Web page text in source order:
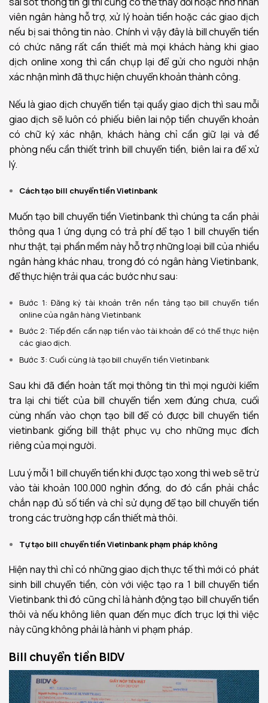
viên ngân hàng hỗ trợ, xử lý hoàn tiền hoặc các giao dịch
nếu bị sai thông tin nào. Chính vì vậy đây là bill chuyển tiền
có chức năng rất cần thiết mà mọi khách hàng khi giao
dịch online xong thì cần chụp lại để gửi cho người nhận
xác nhận mình đã thực hiện chuyển khoản thành công.
Nếu là giao dịch chuyển tiền tại quầy giao dịch thì sau mỗi
giao dịch sẽ luôn có phiếu biên lai nộp tiền chuyển khoản
có chữ ký xác nhận, khách hàng chỉ cần giữ lại và đề
phòng nếu cần thiết trình bill chuyển tiền, biên lai ra để xử
lý.
Cách tạo bill chuyển tiền Vietinbank
Muốn tạo bill chuyển tiền Vietinbank thì chúng ta cần phải
thông qua 1 ứng dụng có trả phí để tạo 1 bill chuyển tiền
như thật, tại phần mềm này hỗ trợ những loại bill của nhiều
ngân hàng khác nhau, trong đó có ngân hàng Vietinbank,
để thực hiện trải qua các bước như sau:
Bước 1: Đăng ký tài khoản trên nền tảng tạo bill chuyển tiền
online của ngân hàng Vietinbank
Bước 2: Tiếp đến cần nạp tiền vào tài khoản để có thể thực hiện
các giao dịch.
Bước 3: Cuối cùng là tạo bill chuyển tiền Vietinbank
Sau khi đã điền hoàn tất mọi thông tin thì mọi người kiểm
tra lại chi tiết của bill chuyển tiền xem đúng chưa, cuối
cùng nhấn vào chọn tạo bill để có được bill chuyển tiền
vietinbank giống bill thật phục vụ cho những mục đích
riêng của mọi người.
Lưu ý mỗi 1 bill chuyển tiền khi được tạo xong thì web sẽ trừ
vào tài khoản 100.000 nghìn đồng, do đó cần phải chắc
chắn nạp đủ số tiền và chỉ sử dụng để tạo bill chuyển tiền
trong các trường hợp cần thiết mà thôi.
Tự tạo bill chuyển tiền Vietinbank phạm pháp không
Hiện nay thì chỉ có những giao dịch thực tế thì mới có phát
sinh bill chuyển tiền, còn với việc tạo ra 1 bill chuyển tiền
Vietinbank thì đó cũng chỉ là hành động tạo bill chuyển tiền
thôi và nếu không liên quan đến mục đích trục lợi thì việc
này cũng không phải là hành vi phạm pháp.
Bill chuyển tiền BIDV